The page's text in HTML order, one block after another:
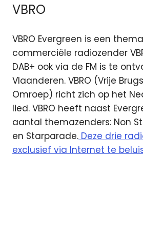
VBRO
VBRO Evergreen is een
commerciële radiozender
DAB+ ook via de FM is te
Vlaanderen. VBRO (Vrije
Omroep) richt zich op het
lied. VBRO heeft naast
aantal themazenders: Non
en Starparade. Deze drie
exclusief via Internet te